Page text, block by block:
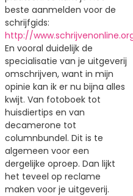
beste aanmelden voor de
schrijfgids:
http://
En vooral duidelijk de
specialisatie van je uitgeverij
omschrijven, want in mijn
opinie kan ik er nu bijna alles
kwijt. Van fotoboek tot
huisdiertips en van
decamerone tot
columnbundel. Dit is te
algemeen voor een
dergelijke oproep. Dan lijkt
het teveel op reclame
maken voor je uitgeverij.